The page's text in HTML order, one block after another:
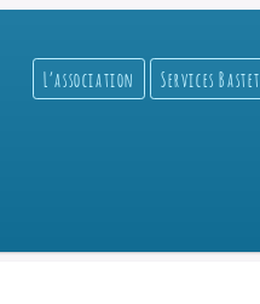
L’association Services Bastet